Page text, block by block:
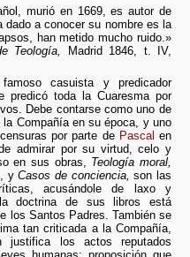
murió en 1669, es autor de
a conocer su nombre es la
han metido mucho ruido.»
Teología,
Madrid 1846, t. IV,
casuista y predicador
predicó toda la Cuaresma por
Debe contarse como uno de
Compañía en su época, y uno
por parte de Pascal en
admirar por su virtud, celo y
en sus obras, Teología moral,
, yCasos de conciencia, son las
acusándole de laxo y
doctrina de sus libros está
los Santos Padres. También se
tan criticada a la Compañía,
los actos reputados